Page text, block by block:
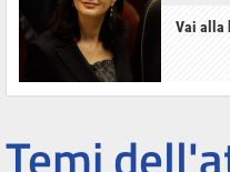
Vai alla